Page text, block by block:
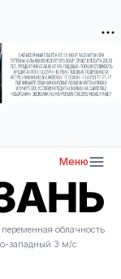
Меню
переменная облачность
западный 3 м/с